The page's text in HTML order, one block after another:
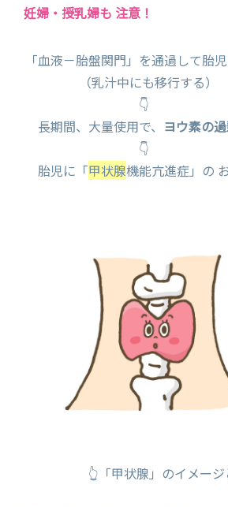
妊婦・授乳婦も 注意！
「血液－胎盤関門」を通過して胎
（乳汁中にも移行する）
👇
長期間、大量使用で、 ヨウ素の
👇
胎児に「甲状腺機能亢進症」の
👆「甲状腺」のイメージと